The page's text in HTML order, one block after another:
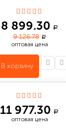
8 899.30 a
9 126.78 a
оптовая цена
В корзину
11 977.30 a
оптовая цена